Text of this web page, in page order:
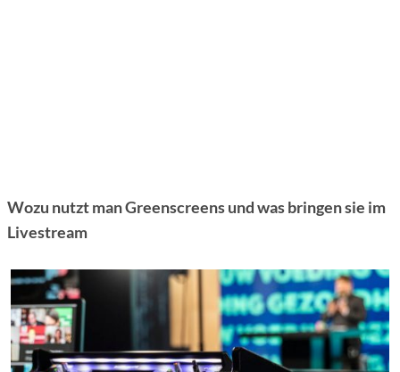
Wozu nutzt man Greenscreens und was bringen sie im
Livestream